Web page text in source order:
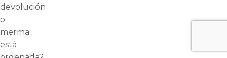
devolución
o
merma
está